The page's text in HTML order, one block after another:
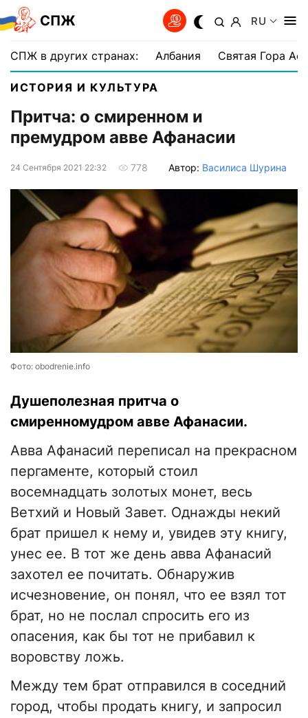
СПЖ RU
СПЖ в других странах: Албания Святая Гора
ИСТОРИЯ И КУЛЬТУРА
Притча: о смиренном и
премудром авве Афанасии
24 Сентября 2021 22:32 778 Автор: Василиса Шурина
Фото: obodrenie.info
Душеполезная притча о
смиренномудром авве Афанасии.
Авва Афанасий переписал на прекрасном
пергаменте, который стоил
восемнадцать золотых монет, весь
Ветхий и Новый Завет. Однажды некий
брат пришел к нему и, увидев эту книгу,
унес ее. В тот же день авва Афанасий
захотел ее почитать. Обнаружив
исчезновение, он понял, что ее взял тот
брат, но не послал спросить его из
опасения, как бы тот не прибавил к
воровству ложь.
Между тем брат отправился в соседний
город, чтобы продать книгу, и запросил